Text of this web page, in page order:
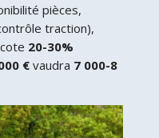
pièces,
traction),
20-30%
€vaudra 7 000-8